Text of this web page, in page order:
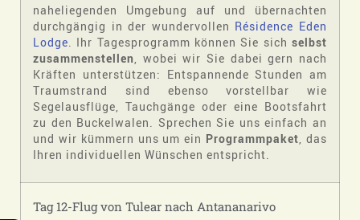
naheliegenden Umgebung auf und übernachten
durchgängig in der wundervollen Résidence Eden
Lodge. Ihr Tagesprogramm können Sie sich selbst
zusammenstellen, wobei wir Sie dabei gern nach
Kräften unterstützen: Entspannende Stunden am
Traumstrand sind ebenso vorstellbar wie
Segelausflüge, Tauchgänge oder eine Bootsfahrt
zu den Buckelwalen. Sprechen Sie uns einfach an
und wir kümmern uns um ein Programmpaket, das
Ihren individuellen Wünschen entspricht.
Tag 12-Flug von Tulear nach Antananarivo